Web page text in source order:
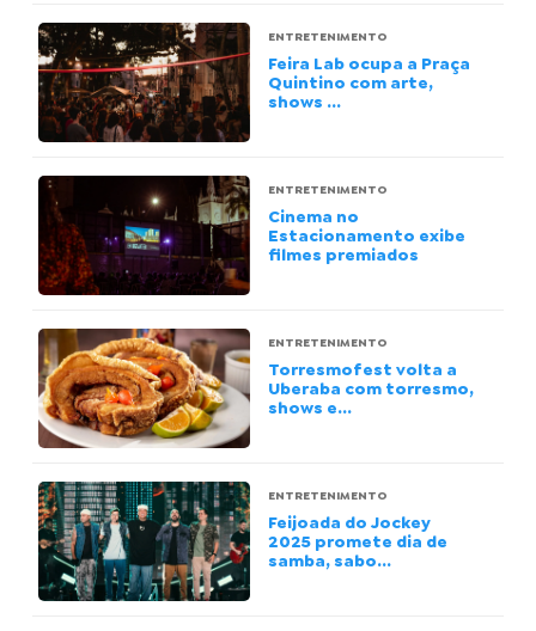
ENTRETENIMENTO
Feira Lab ocupa a Praça
Quintino com arte,
shows ...
ENTRETENIMENTO
Cinema no
Estacionamento exibe
filmes premiados
ENTRETENIMENTO
Torresmofest volta a
Uberaba com torresmo,
shows e...
ENTRETENIMENTO
Feijoada do Jockey
2025 promete dia de
samba, sabo...